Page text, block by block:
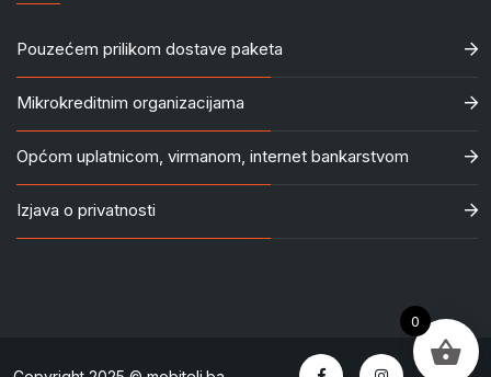
Pouzećem prilikom dostave paketa
Mikrokreditnim organizacijama
Općom uplatnicom, virmanom, internet bankarstvom
Izjava o privatnosti
0